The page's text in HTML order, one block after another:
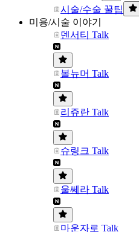
시술/수술 꿀팁
미용/시술 이야기
덴서티 Talk
볼뉴머 Talk
리쥬란 Talk
슈링크 Talk
울쎄라 Talk
마운자로 Talk